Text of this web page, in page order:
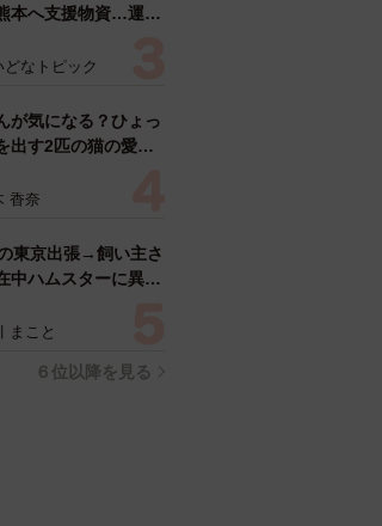
本へ支援物資…運搬
痛いほど伝わる」
どなトピック
が気になる？ひょっ
出す2匹の猫の愛ら
図あります？」「ベ
香奈
東京出張→飼い主さ
中ハムスターに異
けた？」【漫画】
まこと
６位以降を見る